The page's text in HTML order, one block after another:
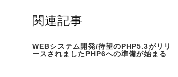
関連記事
WEBシステム開発/待望のPHP5.3がリリ
ースされましたPHP6への準備が始まる